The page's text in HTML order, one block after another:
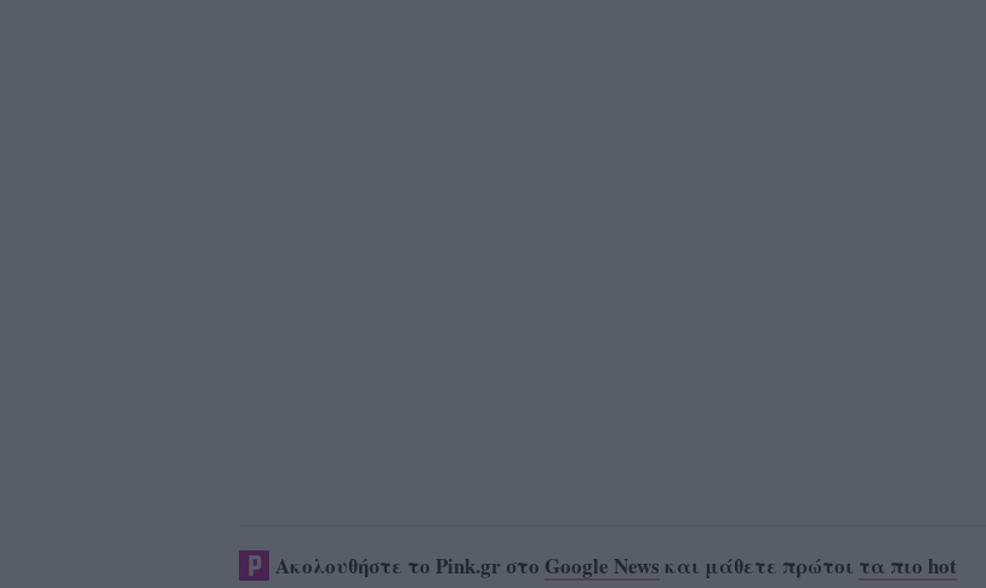
Ακολουθήστε το Pink.gr στο Google News και μάθετε πρώτοι τα πιο hot